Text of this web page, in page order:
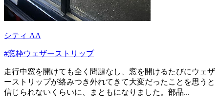
シティ AA
#窓枠ウェザーストリップ
走行中窓を開けても全く問題なし、窓を開けるたびにウェザ
ーストリップが絡みつき外れてきて大変だったことを思うと
信じられないくらいに、まともになりました。部品...